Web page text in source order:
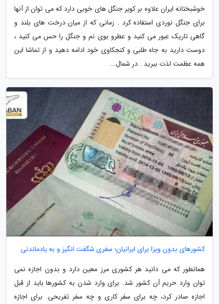
خوشبختانه ایران علاوه بر کویر جنگل های خوبی دارد که می توان از آنها
برای جنگل نوردی استفاده کرد . زمانی که از میان درخت های بلند و
گاهی تاریک عبور می کنید و عطرو بوی نم و جنگل را حس می کنید ،
دوست دارید به جاه طلبی و کنجکاوی خود ادامه دهید و از تماشا این
همه عظمت لذت ببرید . در شمال...
کشورهای بدون ویزا برای ایرانیان؛ سفری شگفت انگیز و به یادماندنی
همانطور که می دانید هر کشوری مرز معین دارد و بدون اجازه نمی
توان وارد حریم آن کشور شد. برای وارد شدن به کشورها باید از قبل
اجازه صادر کرد، چه برای سفر کاری و چه سفر تفریحی. برای اجازه